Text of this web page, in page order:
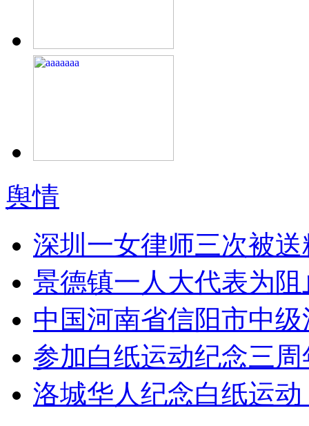
舆情
深圳一女律师三次被
景德镇一人大代表为
中国河南省信阳市中
参加白纸运动纪念三
洛城华人纪念白纸运